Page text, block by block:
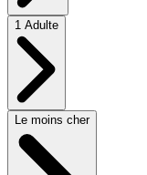
1 Adulte
Le moins cher